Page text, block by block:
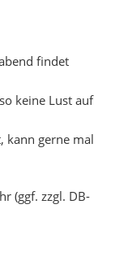
findet
keine Lust auf
kann gerne mal
(ggf. zzgl. DB-